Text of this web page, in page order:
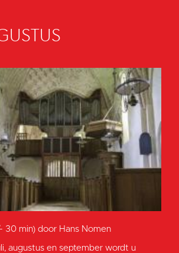
30 min) door Hans Nomen
augustus en september wordt u